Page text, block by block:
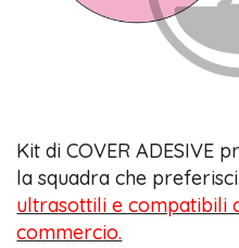
Kit di COVER ADESIVE
la squadra che preferisci.
ultrasottili e compatibili
commercio.